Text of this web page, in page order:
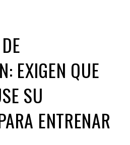
EXIGEN QUE
SU
ENTRENAR